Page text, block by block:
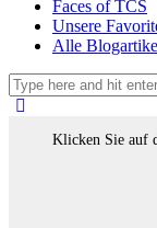
Faces of TCS
Unsere
Alle
Klicken Sie auf